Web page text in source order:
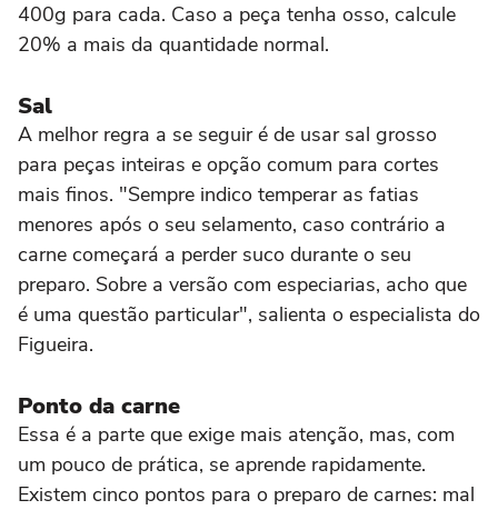
400g para cada. Caso a peça tenha osso, calcule
20% a mais da quantidade normal.
Sal
A melhor regra a se seguir é de usar sal grosso
para peças inteiras e opção comum para cortes
mais finos. "Sempre indico temperar as fatias
menores após o seu selamento, caso contrário a
carne começará a perder suco durante o seu
preparo. Sobre a versão com especiarias, acho que
é uma questão particular", salienta o especialista do
Figueira.
Ponto da carne
Essa é a parte que exige mais atenção, mas, com
um pouco de prática, se aprende rapidamente.
Existem cinco pontos para o preparo de carnes: mal